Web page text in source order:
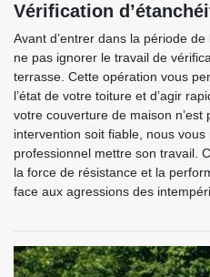
Vérification
Avant d’entrer dans la période
ne pas ignorer le travail de
terrasse. Cette opération vous
l’état de votre toiture et d’agir
votre couverture de maison
intervention soit fiable, nous
professionnel mettre son travail.
la force de résistance et la
face aux agressions des